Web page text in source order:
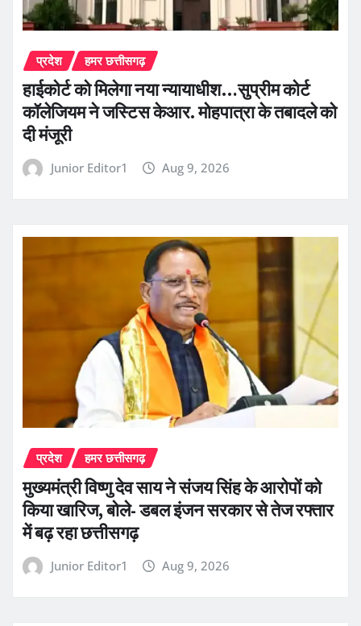
प्रदेश हमर छत्तीसगढ़
हाईकोर्ट को मिलेगा नया न्यायाधीश…सुप्रीम कोर्ट
कॉलेजियम ने जस्टिस केआर. मोहपात्रा के तबादले को
दी मंजूरी
Junior Editor1 Aug 9, 2026
प्रदेश हमर छत्तीसगढ़
मुख्यमंत्री विष्णु देव साय ने संजय सिंह के आरोपों को
किया खारिज, बोले- डबल इंजन सरकार से तेज रफ्तार
में बढ़ रहा छत्तीसगढ़
Junior Editor1 Aug 9, 2026